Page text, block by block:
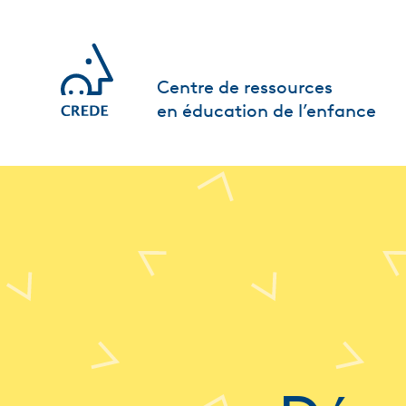
Centre de ressources
en éducation de l’enfance